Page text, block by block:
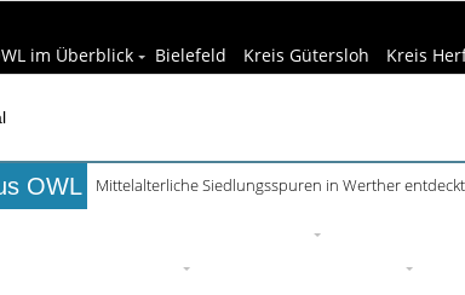
im Überblick Bielefeld Kreis Gütersloh Kreis
OWL Mittelalterliche Siedlungsspuren in Werther entdeckt